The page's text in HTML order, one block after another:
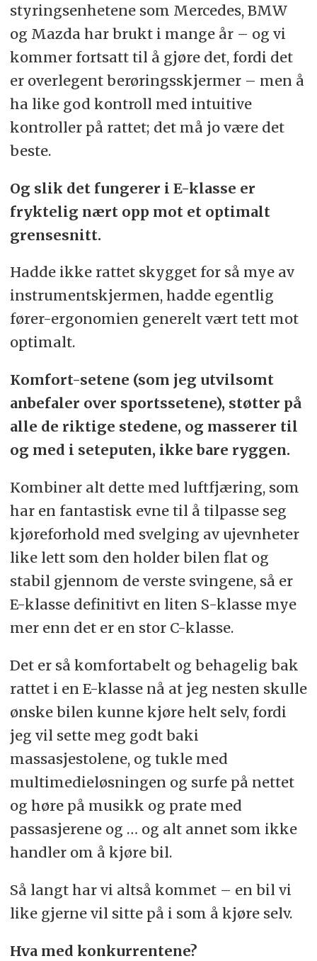
styringsenhetene som Mercedes, BMW
og Mazda har brukt i mange år – og vi
kommer fortsatt til å gjøre det, fordi det
er overlegent berøringsskjermer – men å
ha like god kontroll med intuitive
kontroller på rattet; det må jo være det
beste.
Og slik det fungerer i E-klasse er
fryktelig nært opp mot et optimalt
grensesnitt.
Hadde ikke rattet skygget for så mye av
instrumentskjermen, hadde egentlig
fører-ergonomien generelt vært tett mot
optimalt.
Komfort-setene (som jeg utvilsomt
anbefaler over sportssetene), støtter på
alle de riktige stedene, og masserer til
og med i seteputen, ikke bare ryggen.
Kombiner alt dette med luftfjæring, som
har en fantastisk evne til å tilpasse seg
kjøreforhold med svelging av ujevnheter
like lett som den holder bilen flat og
stabil gjennom de verste svingene, så er
E-klasse definitivt en liten S-klasse mye
mer enn det er en stor C-klasse.
Det er så komfortabelt og behagelig bak
rattet i en E-klasse nå at jeg nesten skulle
ønske bilen kunne kjøre helt selv, fordi
jeg vil sette meg godt baki
massasjestolene, og tukle med
multimedieløsningen og surfe på nettet
og høre på musikk og prate med
passasjerene og … og alt annet som ikke
handler om å kjøre bil.
Så langt har vi altså kommet – en bil vi
like gjerne vil sitte på i som å kjøre selv.
Hva med konkurrentene?